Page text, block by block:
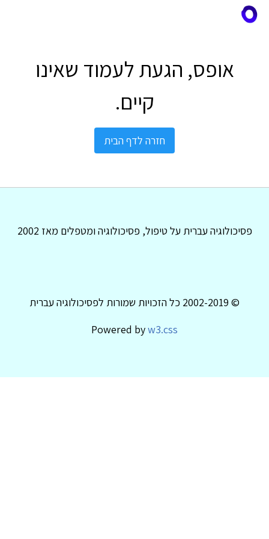
אופס, הגעת לעמוד שאינו
קיים.
חזרה לדף הבית
פסיכולוגיה עברית על טיפול, פסיכולוגיה ומטפלים מאז 2002
© 2002-2019 כל הזכויות שמורות לפסיכולוגיה עברית
Powered byw3.css